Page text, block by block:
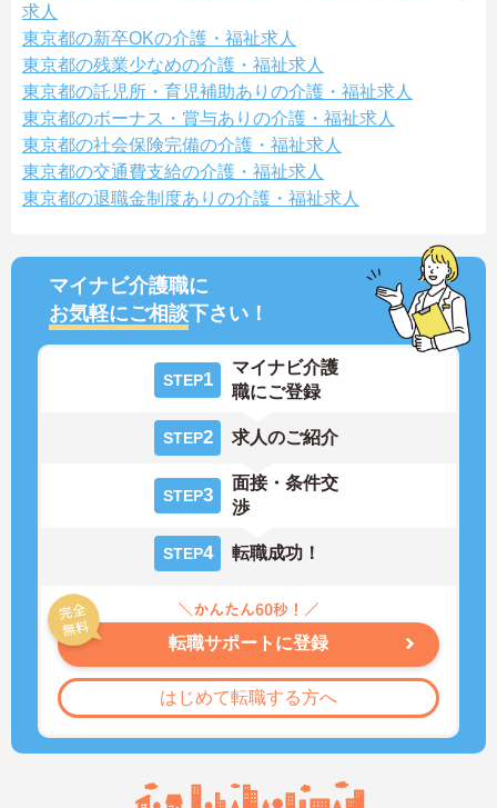
求人
東京都の新卒OKの介護・福祉求人
東京都の残業少なめの介護・福祉求人
東京都の託児所・育児補助ありの介護・福祉求人
東京都のボーナス・賞与ありの介護・福祉求人
東京都の社会保険完備の介護・福祉求人
東京都の交通費支給の介護・福祉求人
東京都の退職金制度ありの介護・福祉求人
マイナビ介護職に
お気軽にご相談下さい！
STEP1
マイナビ介護
職にご登録
STEP2 求人のご紹介
STEP3
面接・条件交
渉
STEP4 転職成功！
転職サポートに登録
はじめて転職する方へ